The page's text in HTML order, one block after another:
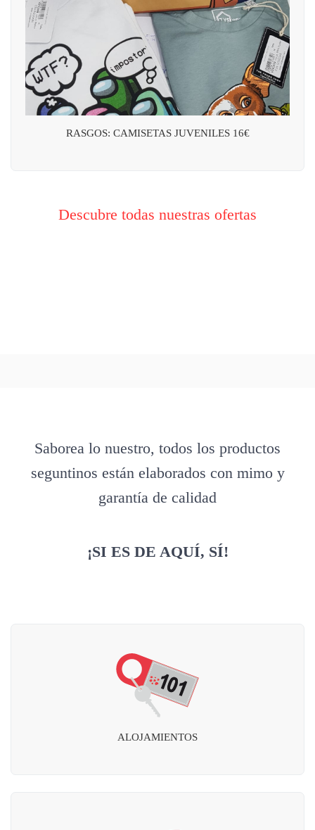
RASGOS: CAMISETAS JUVENILES 16€
Descubre todas nuestras ofertas
Saborea lo nuestro, todos los productos
seguntinos están elaborados con mimo y
garantía de calidad
¡SI ES DE AQUÍ, SÍ!
ALOJAMIENTOS